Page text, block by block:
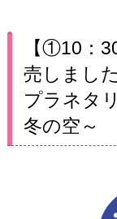
【①10：
売しまし
プラネタ
冬の空～